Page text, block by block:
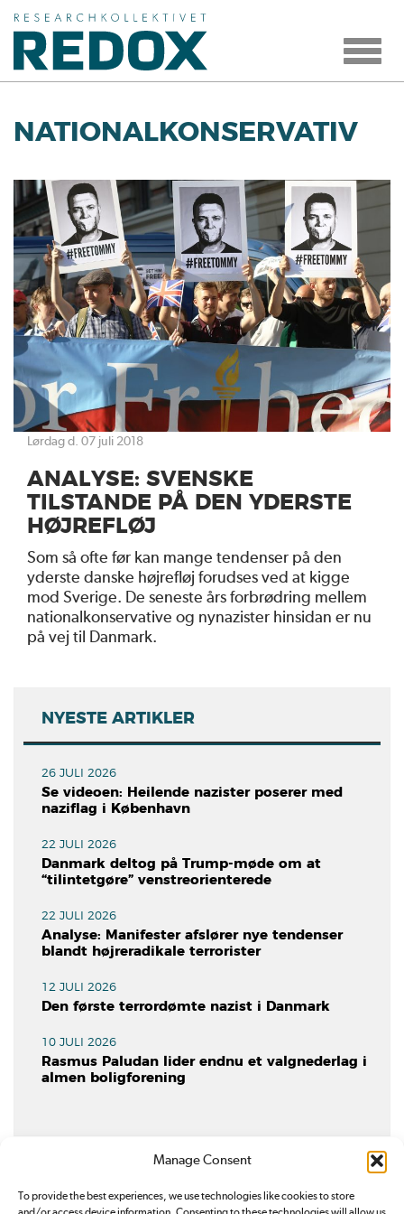
Manage Consent
To provide the best experiences, we use technologies like cookies to store
Toggle
NATIONALKONSERVATIV
lørdag d. 07 juli 2018
ANALYSE: SVENSKE
TILSTANDE PÅ DEN YDERSTE
HØJREFLØJ
Som så ofte før kan mange tendenser på den
yderste danske højrefløj forudses ved at kigge
mod Sverige. De seneste års forbrødring mellem
nationalkonservative og nynazister hinsidan er nu
på vej til Danmark.
NYESTE ARTIKLER
26 JULI 2026
Se videoen: Heilende nazister poserer med
naziflag i København
22 JULI 2026
Danmark deltog på Trump-møde om at
“tilintetgøre” venstreorienterede
22 JULI 2026
Analyse: Manifester afslører nye tendenser
blandt højreradikale terrorister
12 JULI 2026
Den første terrordømte nazist i Danmark
10 JULI 2026
Rasmus Paludan lider endnu et valgnederlag i
almen boligforening